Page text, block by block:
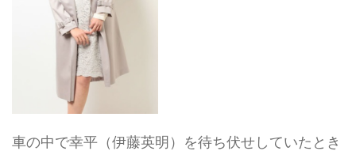
車の中で幸平（伊藤英明）を待ち伏せしていたとき